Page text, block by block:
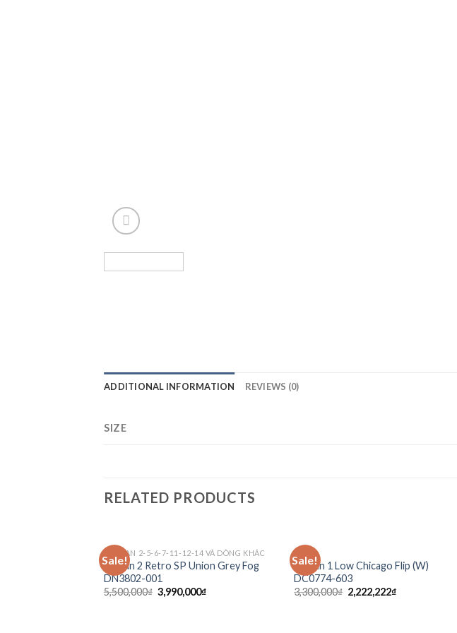
ADDITIONAL INFORMATION REVIEWS (0)
SIZE
RELATED PRODUCTS
Sale!
Add to
wishlist
JORDAN 2-5-6-7-11-12-14 VÀ DÒNG KHÁC
Jordan 2 Retro SP Union Grey Fog
DN3802-001
5,500,000₫ 3,990,000₫
Sale!
Jordan 1 Low Chicago Flip (W)
DC0774-603
3,300,000₫ 2,222,222₫